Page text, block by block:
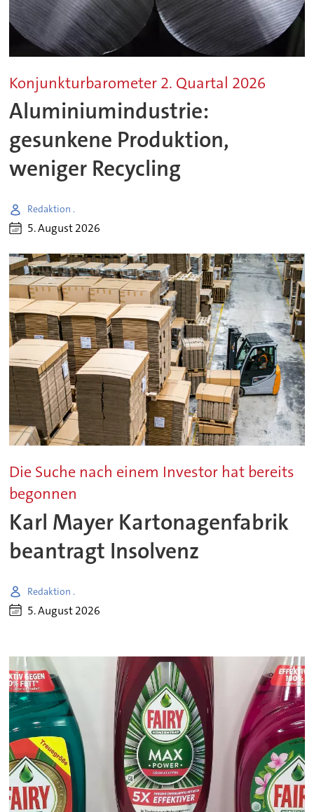
Konjunkturbarometer 2. Quartal 2026
Aluminiumindustrie:
gesunkene Produktion,
weniger Recycling
Redaktion .
5. August 2026
Die Suche nach einem Investor hat bereits
begonnen
Karl Mayer Kartonagenfabrik
beantragt Insolvenz
Redaktion .
5. August 2026